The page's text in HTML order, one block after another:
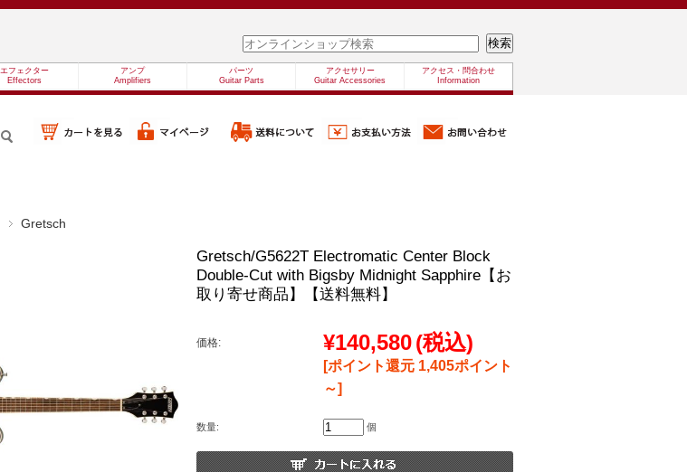
エフェクター
Effectors
アンプ
Amplifiers
パーツ
Guitar Parts
アクセサリー
Guitar Accessories
アクセス・問合わせ
Information
Gretsch
Gretsch/G5622T Electromatic Center Block
Double-Cut with Bigsby Midnight Sapphire【お
取り寄せ商品】【送料無料】
価格: ¥140,580(税込)
[ポイント還元 1,405ポイント
～]
数量: 個